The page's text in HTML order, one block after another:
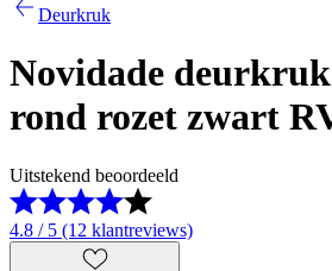
Deurkruk
Novidade
rond rozet zwart
Uitstekend beoordeeld
4.8 / 5 (12 klantreviews)